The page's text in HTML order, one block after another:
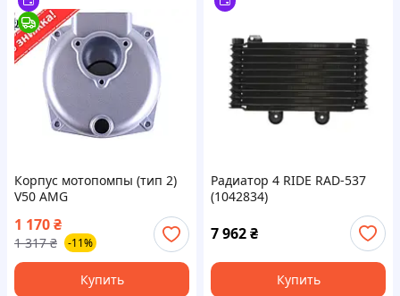
Корпус мотопомпы (тип 2)
V50 AMG
1 170₴
1 317 ₴ -11%
Купить
Радиатор 4 RIDE RAD-537
(1042834)
7 962₴
Купить